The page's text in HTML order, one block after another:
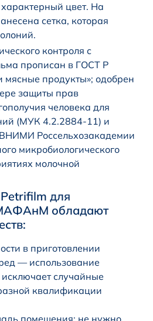
цвет. На
сетка, которая
контроля с
прописан в ГОСТ Р
продукты»; одобрен
защиты прав
человека для
(МУК 4.2.2884-11) и
Россельхозакадемии
микробиологического
молочной
для
обладают
в приготовлении
— использование
случайные
квалификации